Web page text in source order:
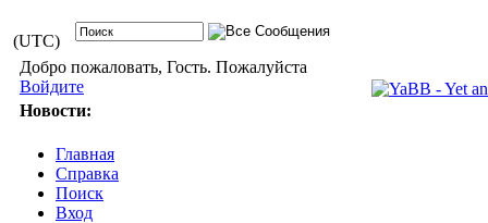
(UTC)
Добро пожаловать, Гость. Пожалуйста
Войдите
Новости:
Главная
Справка
Поиск
Вход